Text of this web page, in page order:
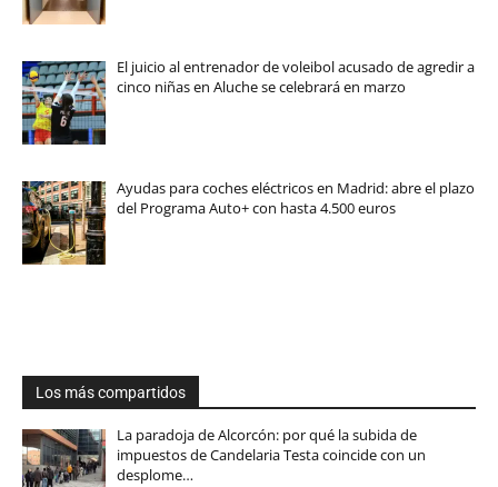
El juicio al entrenador de voleibol acusado de agredir a
cinco niñas en Aluche se celebrará en marzo
Ayudas para coches eléctricos en Madrid: abre el plazo
del Programa Auto+ con hasta 4.500 euros
Los más compartidos
La paradoja de Alcorcón: por qué la subida de
impuestos de Candelaria Testa coincide con un
desplome…